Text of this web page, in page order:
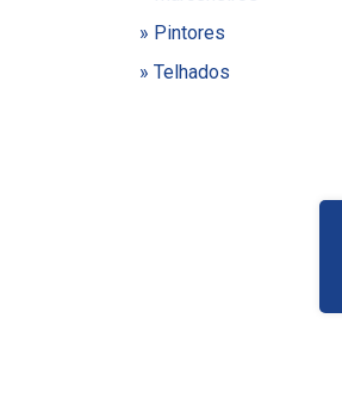
» Pintores
» Telhados